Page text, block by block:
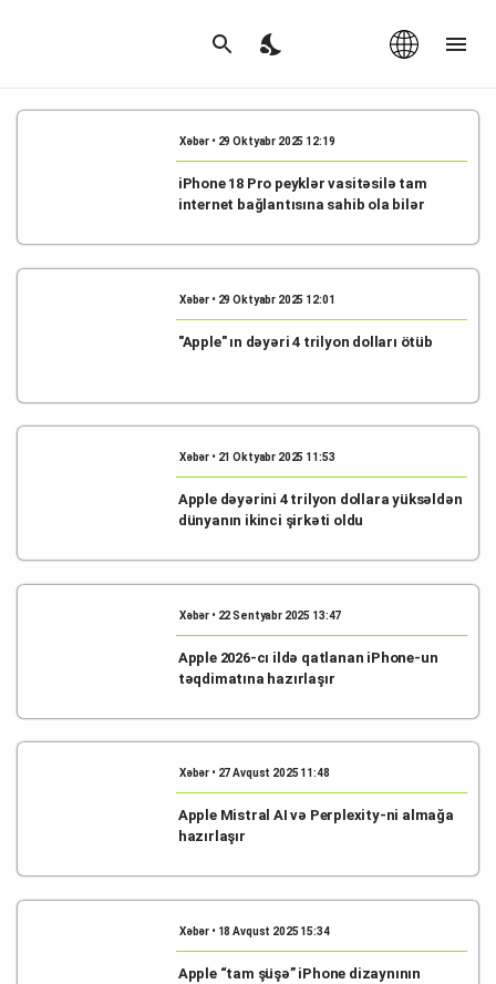
Xəbər • 29 Oktyabr 2025 12:19
iPhone 18 Pro peyklər vasitəsilə tam
internet bağlantısına sahib ola bilər
Xəbər • 29 Oktyabr 2025 12:01
"Apple" ın dəyəri 4 trilyon dolları ötüb
Xəbər • 21 Oktyabr 2025 11:53
Apple dəyərini 4 trilyon dollara yüksəldən
dünyanın ikinci şirkəti oldu
Xəbər • 22 Sentyabr 2025 13:47
Apple 2026-cı ildə qatlanan iPhone-un
təqdimatına hazırlaşır
Xəbər • 27 Avqust 2025 11:48
Apple Mistral AI və Perplexity-ni almağa
hazırlaşır
Xəbər • 18 Avqust 2025 15:34
Apple “tam şüşə” iPhone dizaynının